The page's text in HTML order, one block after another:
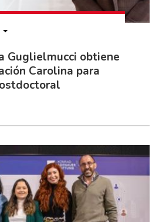
Guglielmucci obtiene
Carolina para